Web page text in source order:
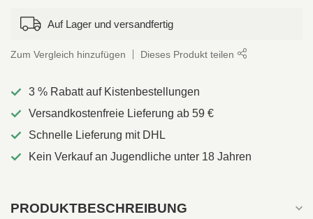
Auf Lager und versandfertig
Zum Vergleich hinzufügen Dieses Produkt teilen
3 % Rabatt auf Kistenbestellungen
Versandkostenfreie Lieferung ab 59 €
Schnelle Lieferung mit DHL
Kein Verkauf an Jugendliche unter 18 Jahren
PRODUKTBESCHREIBUNG